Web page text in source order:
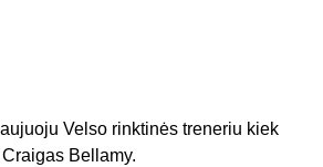
Velso rinktinės treneriu kiek
Bellamy.